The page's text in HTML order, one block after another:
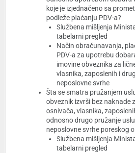
koje je izjednačeno sa
podleže plaćanju PDV-a?
Službena mišljenja
tabelarni pregled
Način obračunavanja,
PDV-a za upotrebu
imovine obveznika za
vlasnika, zaposlenih i
neposlovne svrhe
Šta se smatra pružanjem
obveznik izvrši bez naknade
osnivača, vlasnika,
odnosno drugo pružanje
neposlovne svrhe poreskog
Službena mišljenja
tabelarni pregled